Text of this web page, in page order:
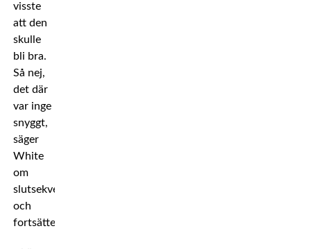
visste
att den
skulle
bli bra.
Så nej,
det där
var inge
snyggt,
säger
White
om
slutsekvensen
och
fortsätter: